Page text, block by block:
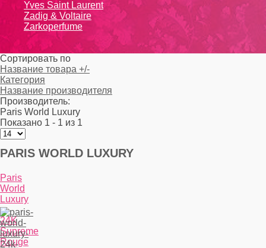
Yvеs Sаint Lаurеnt
Zadig & Voltaire
Zarkoperfume
Сортировать по
Название товара +/-
Категория
Название производителя
Производитель:
Paris World Luxury
Показано 1 - 1 из 1
PARIS WORLD LUXURY
Paris
World
Luxury
-
24K
Supreme
Rouge